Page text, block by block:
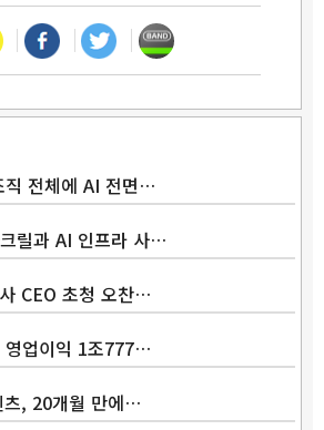
직 전체에 AI 전면…
릴과 AI 인프라 사…
CEO 초청 오찬…
영업이익 1조777…
츠, 20개월 만에…